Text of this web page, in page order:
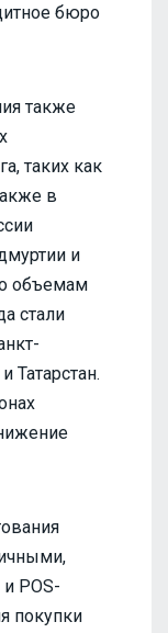
бюро
также
таких как
в
и
объемам
стали
Татарстан.
POS-
покупки